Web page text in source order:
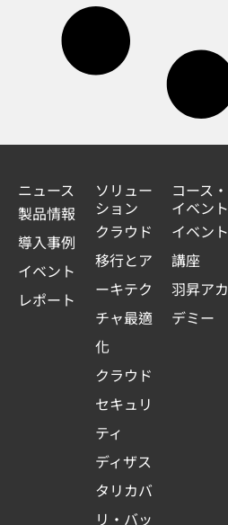
ニュース
製品情報
導入事例
イベント
レポート
ソリュー
ション
クラウド
移行とア
ーキテク
チャ最適
化
クラウド
セキュリ
ティ
ディザス
タリカバ
リ・バッ
コース・
イベント
イベント
講座
羽昇アカ
デミー